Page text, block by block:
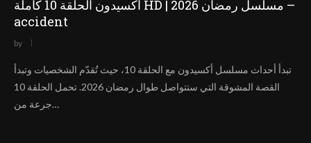
أكسيدون الحلقة 10 كاملة HD | مسلسل رمضان 2026 –
accident
by
تبدأ أحداث مسلسل أكسيدون مع الحلقة 10، حيث تُقدّم الشخصيات وتبدأ
القصة المشوقة التي ستتواصل طوال رمضان 2026. تحمل الحلقة 10
جرعة من…